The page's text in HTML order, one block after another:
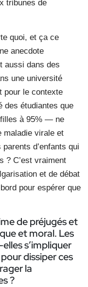
tribunes de
quoi, et ça ce
anecdote
aussi dans des
une université
pour le contexte
des étudiantes que
à 95% — ne
maladie virale et
d’enfants qui
? C’est vraiment
et de débat
pour espérer que
de préjugés et
et moral. Les
s’impliquer
dissiper ces
la
?